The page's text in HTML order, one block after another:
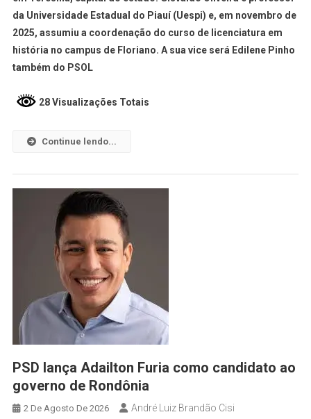
da Universidade Estadual do Piauí (Uespi) e, em novembro de
2025, assumiu a coordenação do curso de licenciatura em
história no campus de Floriano. A sua vice será Edilene Pinho
também do PSOL
28 Visualizações Totais
Continue lendo...
PSD lança Adailton Furia como candidato ao
governo de Rondônia
2 De Agosto De 2026 André Luiz Brandão Cisi